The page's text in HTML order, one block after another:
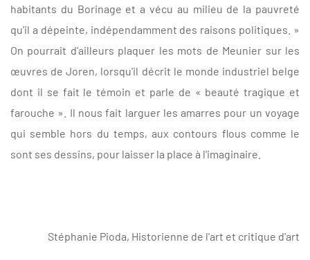
habitants du Borinage et a vécu au milieu de la pauvreté
qu'il a dépeinte, indépendamment des raisons politiques. »
On pourrait d'ailleurs plaquer les mots de Meunier sur les
œuvres de Joren, lorsqu'il décrit le monde industriel belge
dont il se fait le témoin et parle de « beauté tragique et
farouche ». Il nous fait larguer les amarres pour un voyage
qui semble hors du temps, aux contours flous comme le
sont ses dessins, pour laisser la place à l'imaginaire.
Stéphanie Pioda, Historienne de l'art et critique d'art